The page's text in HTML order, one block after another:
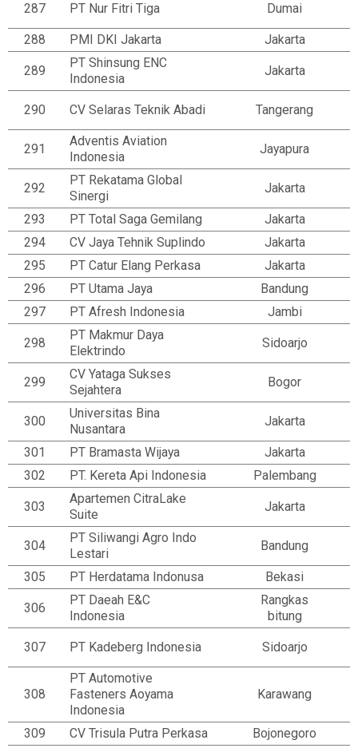
287 PT Nur Fitri Tiga Dumai
288 PMI DKI Jakarta Jakarta
289
PT Shinsung ENC
Indonesia
Jakarta
290 CV Selaras Teknik Abadi Tangerang
291
Adventis Aviation
Indonesia
Jayapura
292
PT Rekatama Global
Sinergi
Jakarta
293 PT Total Saga Gemilang
Jakarta
294
CV Jaya Tehnik Suplindo
Jakarta
295
PT Catur Elang Perkasa
Jakarta
296
PT Utama Jaya
Bandung
297
PT Afresh Indonesia Jambi
298
PT Makmur Daya
Elektrindo
Sidoarjo
299
CV Yataga Sukses
Sejahtera
Bogor
300
Universitas Bina
Nusantara
Jakarta
301 PT Bramasta Wijaya
Jakarta
302
PT. Kereta Api Indonesia Palembang
303
Apartemen CitraLake
Suite
Jakarta
304
PT Siliwangi Agro Indo
Lestari
Bandung
305 PT Herdatama Indonusa Bekasi
306
PT Daeah E&C
Indonesia
Rangkas
bitung
307 PT Kadeberg Indonesia Sidoarjo
308
PT Automotive
Fasteners Aoyama
Indonesia
Karawang
309 CV Trisula Putra Perkasa
Bojonegoro